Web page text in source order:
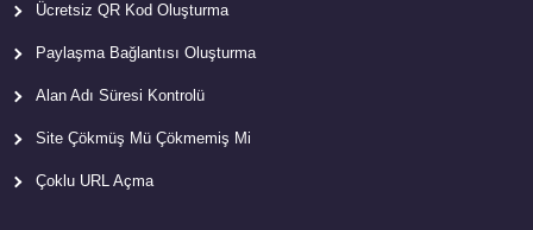
Ücretsiz QR Kod Oluşturma
Paylaşma Bağlantısı Oluşturma
Alan Adı Süresi Kontrolü
Site Çökmüş Mü Çökmemiş Mi
Çoklu URL Açma